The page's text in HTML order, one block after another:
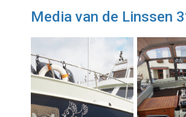
Media van de Linssen